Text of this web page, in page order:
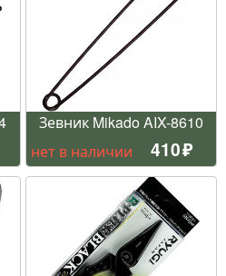
Зевник Mikado AIX-8610
нет в наличии
410